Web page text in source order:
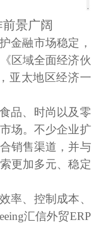
景广阔
金融市场稳定，
区域全面经济伙
亚太地区经济一
品、时尚以及零
场。不少企业扩
销售渠道，并与
更加多元、稳定
率、控制成本、
汇信外贸ERP